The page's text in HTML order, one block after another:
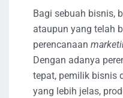
Bagi sebuah bisnis,
ataupun yang telah
perencanaan
Dengan adanya
tepat, pemilik bisnis
yang lebih jelas,